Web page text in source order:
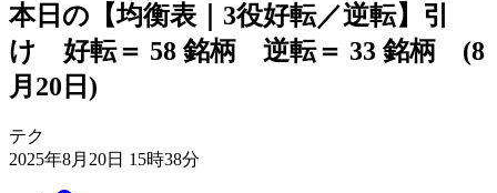
本日の【均衡表｜3役好転／逆転】引
け 好転＝ 58 銘柄 逆転＝ 33 銘柄 (8
月20日)
テク
2025年8月20日 15時38分